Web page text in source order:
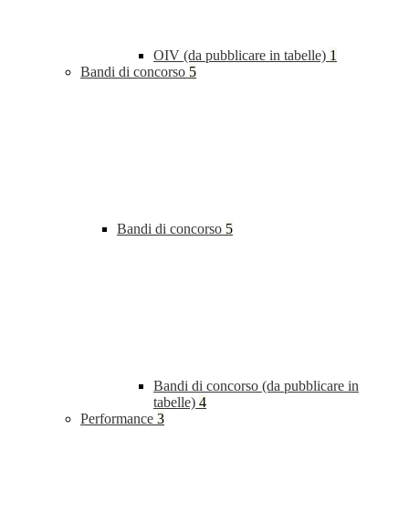
OIV (da pubblicare in tabelle) 1
Bandi di concorso 5
Bandi di concorso 5
Bandi di concorso (da pubblicare in
tabelle) 4
Performance 3